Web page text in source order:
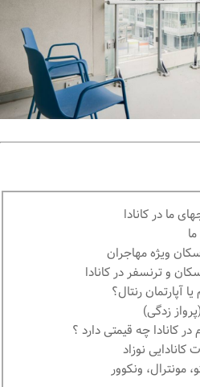
ما در كانادا
ويژه مهاجران
و ترنسفر در کانادا
آپارتمان رنتال؟
زدگی)
كانادايى نوزاد
مونترال، ونکوور